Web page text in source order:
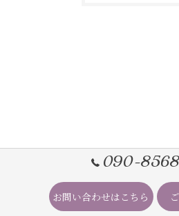
090-
お問い合わせはこちら